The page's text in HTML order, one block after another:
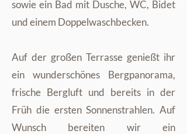
sowie ein Bad mit Dusche, WC, Bidet
und einem Doppelwaschbecken.
Auf der großen Terrasse genießt ihr
ein wunderschönes Bergpanorama,
frische Bergluft und bereits in der
Früh die ersten Sonnenstrahlen. Auf
Wunsch bereiten wir ein